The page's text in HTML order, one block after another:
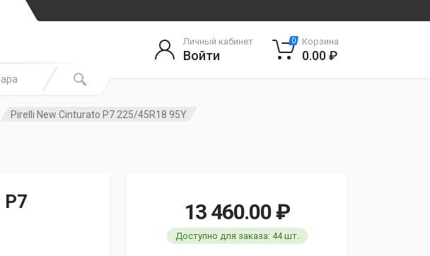
Личный кабинет
Войти
0 Корзина
0.00 ₽
Pirelli New Cinturato P7 225/45R18 95Y
13 460.00 ₽
Доступно для заказа: 44 шт.